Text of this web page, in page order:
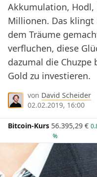
Akkumulation, Hodl,
Millionen. Das klingt
dem Träume
verfluchen, diese
dazumal die
Gold zu investieren.
von David Scheider
02.02.2019, 16:00
Bitcoin-Kurs 56.395,29 €
%